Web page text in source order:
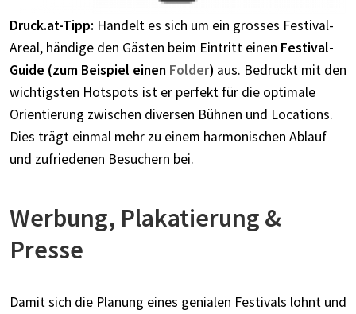
Druck.at-Tipp: Handelt es sich um ein grosses Festival-
Areal, händige den Gästen beim Eintritt einen Festival-
Guide (zum Beispiel einen Folder) aus. Bedruckt mit den
wichtigsten Hotspots ist er perfekt für die optimale
Orientierung zwischen diversen Bühnen und Locations.
Dies trägt einmal mehr zu einem harmonischen Ablauf
und zufriedenen Besuchern bei.
Werbung, Plakatierung &
Presse
Damit sich die Planung eines genialen Festivals lohnt und